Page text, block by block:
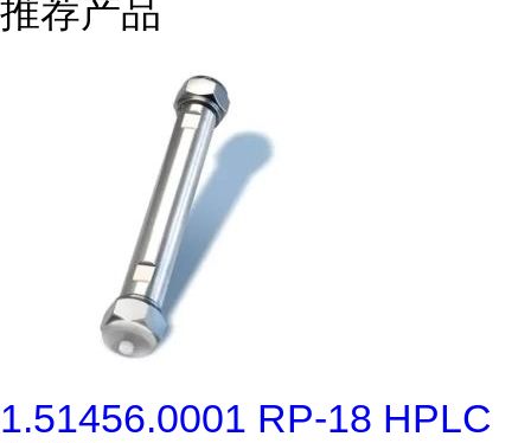
推荐产品
1.51456.0001 RP-18 HPLC